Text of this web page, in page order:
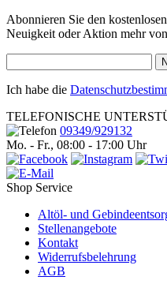
Abonnieren Sie den
Neuigkeit oder Aktion mehr
Ich habe die
TELEFONISCHE
09349/929132
Mo. - Fr., 08:00 - 17:00 Uhr
Shop Service
Altöl- und
Stellenangebote
Kontakt
Widerrufsbelehrung
AGB